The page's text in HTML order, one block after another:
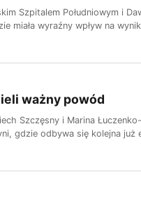
Szpitalem Południowym i
miała wyraźny wpływ na
ważny powód
Szczęsny i Marina
gdzie odbywa się kolejna już